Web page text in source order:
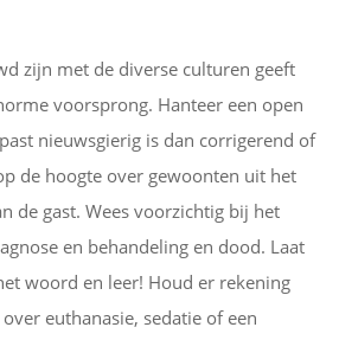
zijn met de diverse culturen geeft
voorsprong. Hanteer een open
nieuwsgierig is dan corrigerend of
de hoogte over gewoonten uit het
de gast. Wees voorzichtig bij het
en behandeling en dood. Laat
woord en leer! Houd er rekening
euthanasie, sedatie of een